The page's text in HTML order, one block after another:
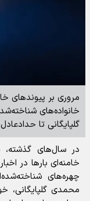
مروری بر پیوندهای
خانواده‌های
گلپایگانی تا
در سال‌های گذشته،
خامنه‌ای بارها در
چهره‌های
محمدی گلپایگانی،